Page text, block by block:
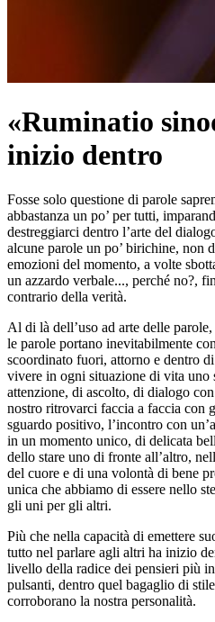
«Ruminatio
inizio dentro
Fosse solo questione di parole
abbastanza un po’ per tutti,
destreggiarci dentro l’arte del
alcune parole un po’ birichine, non
emozioni del momento, a volte
un azzardo verbale..., perché no?,
contrario della verità.
Al di là dell’uso ad arte delle
le parole portano inevitabilmente
scoordinato fuori, attorno e dentro
vivere in ogni situazione di vita uno
attenzione, di ascolto, di dialogo
nostro ritrovarci faccia a faccia con
sguardo positivo, l’incontro con
in un momento unico, di delicata
dello stare uno di fronte all’altro,
del cuore e di una volontà di bene
unica che abbiamo di essere nello
gli uni per gli altri.
Più che nella capacità di emettere
tutto nel parlare agli altri ha inizio
livello della radice dei pensieri più
pulsanti, dentro quel bagaglio di
corroborano la nostra personalità.